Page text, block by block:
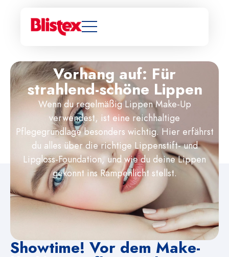
Vorhang auf: Für
strahlend-schöne Lippen
Wenn du regelmäßig Lippen Make-Up
verwendest, ist eine reichhaltige
Pflegegrundlage besonders wichtig. Hier erfährst
du alles über die richtige Lippenstift- und
Lipgloss-Foundation, und wie du deine Lippen
gekonnt ins Rampenlicht stellst.
Showtime! Vor dem Make-